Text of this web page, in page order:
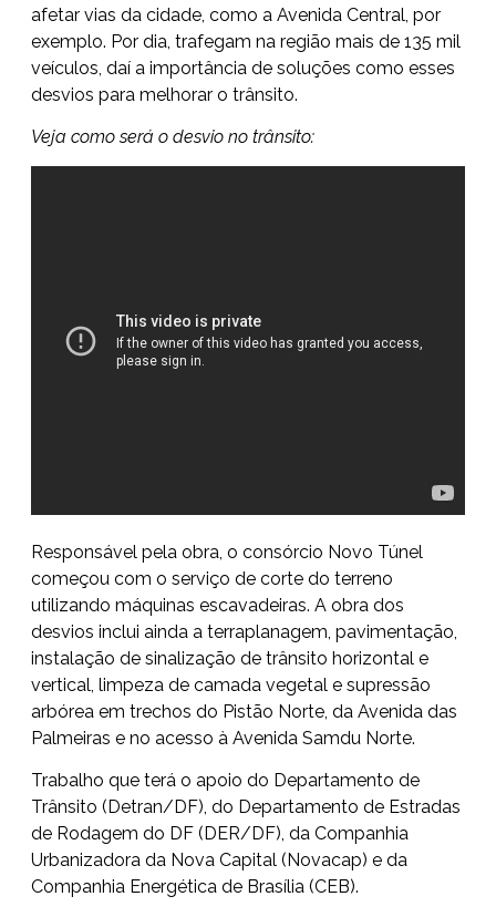
afetar vias da cidade, como a Avenida Central, por
exemplo. Por dia, trafegam na região mais de 135 mil
veículos, daí a importância de soluções como esses
desvios para melhorar o trânsito.
Veja como será o desvio no trânsito:
Responsável pela obra, o consórcio Novo Túnel
começou com o serviço de corte do terreno
utilizando máquinas escavadeiras. A obra dos
desvios inclui ainda a terraplanagem, pavimentação,
instalação de sinalização de trânsito horizontal e
vertical, limpeza de camada vegetal e supressão
arbórea em trechos do Pistão Norte, da Avenida das
Palmeiras e no acesso à Avenida Samdu Norte.
Trabalho que terá o apoio do Departamento de
Trânsito (Detran/DF), do Departamento de Estradas
de Rodagem do DF (DER/DF), da Companhia
Urbanizadora da Nova Capital (Novacap) e da
Companhia Energética de Brasília (CEB).